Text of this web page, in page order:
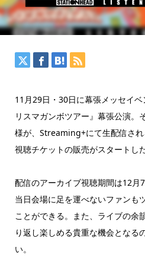
11月29日・30日に幕張メッセイ
リスマガンボツアー』幕張公演。
様が、Streaming+にて生配信さ
視聴チケットの販売がスタートした
配信のアーカイブ視聴期間は12月
当日会場に足を運べないファンも
ことができる。また、ライブの余
り返し楽しめる貴重な機会となる
い。